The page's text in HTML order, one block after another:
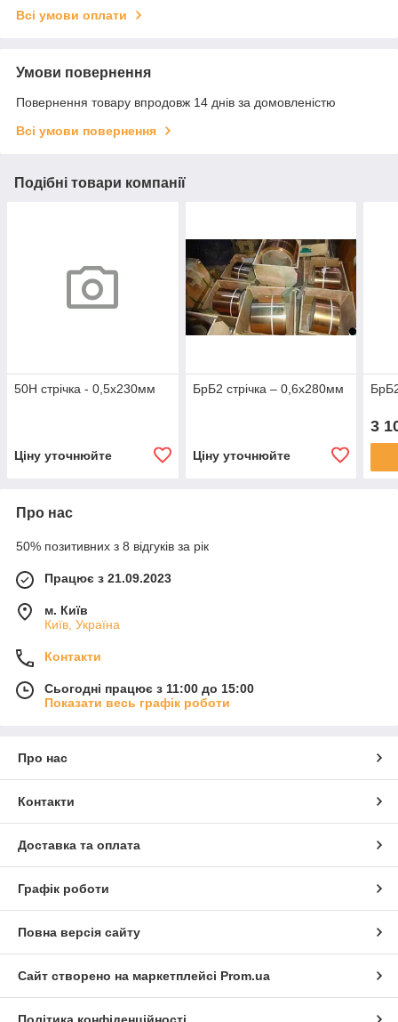
Всі умови оплати
Умови повернення
Повернення товару впродовж 14 днів за домовленістю
Всі умови повернення
Подібні товари компанії
50Н стрічка - 0,5х230мм
Ціну уточнюйте
БрБ2 стрічка – 0,6х280мм
Ціну уточнюйте
3
Про нас
50% позитивних з 8 відгуків за рік
Працює з 21.09.2023
м. Київ
Київ, Україна
Контакти
Сьогодні працює з 11:00 до 15:00
Показати весь графік роботи
Про нас
Контакти
Доставка та оплата
Графік роботи
Повна версія сайту
Сайт створено на маркетплейсі Prom.ua
Політика конфіденційності